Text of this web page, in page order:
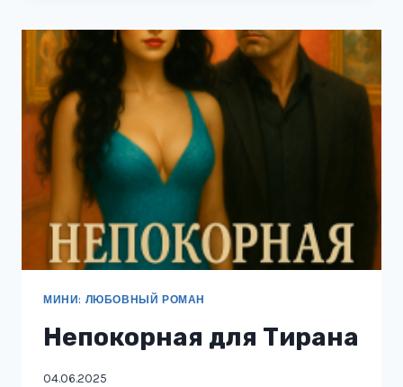
МИНИ: ЛЮБОВНЫЙ РОМАН
Непокорная для Тирана
04.06.2025